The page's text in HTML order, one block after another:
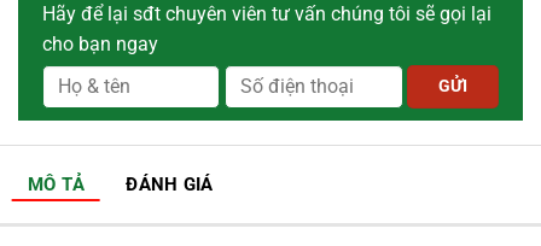
Hãy để lại sđt chuyên viên tư vấn chúng tôi sẽ gọi lại
cho bạn ngay
MÔ TẢ ĐÁNH GIÁ